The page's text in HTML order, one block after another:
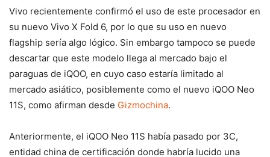
Vivo recientemente confirmó el uso de este procesador en
su nuevo Vivo X Fold 6, por lo que su uso en nuevo
flagship sería algo lógico. Sin embargo tampoco se puede
descartar que este modelo llega al mercado bajo el
paraguas de iQOO, en cuyo caso estaría limitado al
mercado asiático, posiblemente como el nuevo iQOO Neo
11S, como afirman desde Gizmochina.
Anteriormente, el iQOO Neo 11S había pasado por 3C,
entidad china de certificación donde habría lucido una